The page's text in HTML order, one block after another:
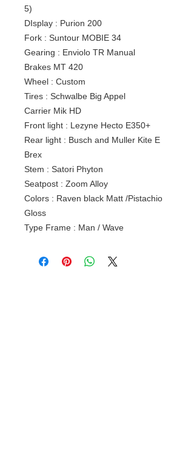
5)
DIsplay : Purion 200
Fork : Suntour MOBIE 34
Gearing : Enviolo TR Manual
Brakes MT 420
Wheel : Custom
Tires : Schwalbe Big Appel
Carrier Mik HD
Front light : Lezyne Hecto E350+
Rear light : Busch and Muller Kite E
Brex
Stem : Satori Phyton
Seatpost : Zoom Alloy
Colors : Raven black Matt /Pistachio
Gloss
Type Frame : Man / Wave